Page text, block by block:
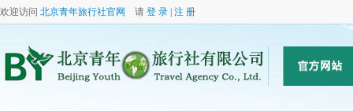
欢迎访问 北京青年旅行社官网 请 登 录 注 册